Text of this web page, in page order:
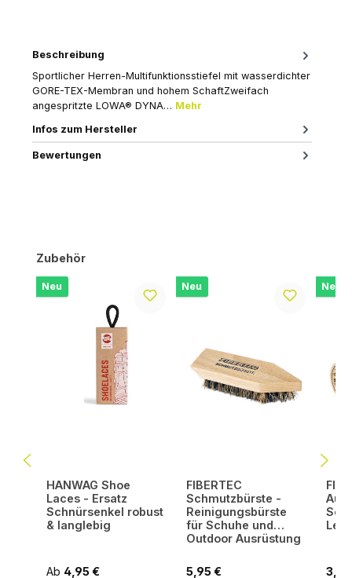
Beschreibung
Sportlicher Herren-Multifunktionsstiefel mit wasserdichter
GORE-TEX-Membran und hohem SchaftZweifach
angespritzte LOWA® DYNA… Mehr
Infos zum Hersteller
Bewertungen
Produktgalerie überspringen
Zubehör
Neu
HANWAG Shoe
Laces - Ersatz
Schnürsenkel robust
& langlebig
Regulärer Preis:
Ab 4,95 €
Neu
FIBERTEC
Schmutzbürste -
Reinigungsbürste
für Schuhe und
Outdoor Ausrüstung
Regulärer Preis:
5,95 €
Neu